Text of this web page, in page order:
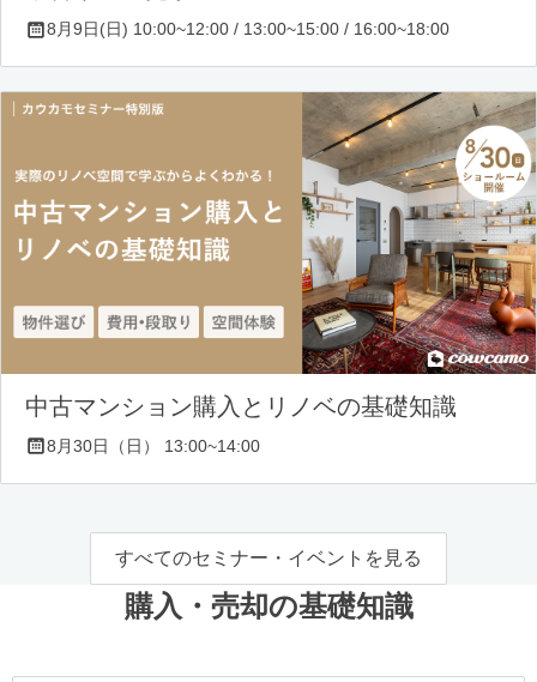
8月9日(日) 10:00~12:00 / 13:00~15:00 / 16:00~18:00
中古マンション購入とリノベの基礎知識
8月30日（日） 13:00~14:00
すべてのセミナー・イベントを見る
購入・売却の基礎知識